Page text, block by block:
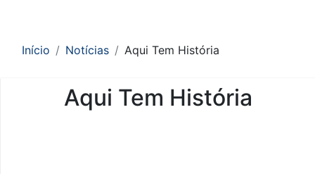
Início Notícias Aqui Tem História
Aqui Tem História